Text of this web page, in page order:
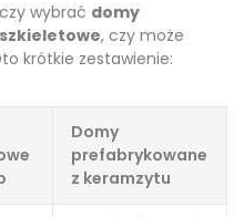
wybrać domy
, czy może
krótkie zestawienie:
Domy
prefabrykowane
z keramzytu